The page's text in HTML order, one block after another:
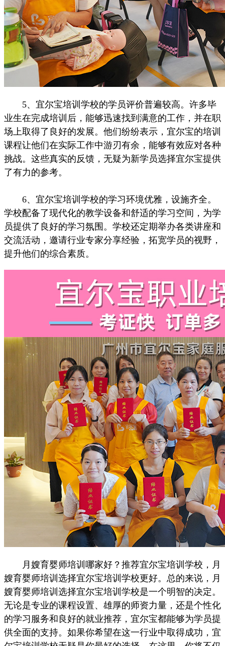
5、宜尔宝培训学校的学员评价普遍较高。许多毕
业生在完成培训后，能够迅速找到满意的工作，并在职
场上取得了良好的发展。他们纷纷表示，宜尔宝的培训
课程让他们在实际工作中游刃有余，能够有效应对各种
挑战。这些真实的反馈，无疑为新学员选择宜尔宝提供
了有力的参考。
6、宜尔宝培训学校的学习环境优雅，设施齐全。
学校配备了现代化的教学设备和舒适的学习空间，为学
员提供了良好的学习氛围。学校还定期举办各类讲座和
交流活动，邀请行业专家分享经验，拓宽学员的视野，
提升他们的综合素质。
月嫂育婴师培训哪家好？推荐宜尔宝培训学校，月
嫂育婴师培训选择宜尔宝培训学校更好。总的来说，月
嫂育婴师培训选择宜尔宝培训学校是一个明智的决定。
无论是专业的课程设置、雄厚的师资力量，还是个性化
的学习服务和良好的就业推荐，宜尔宝都能够为学员提
供全面的支持。如果你希望在这一行业中取得成功，宜